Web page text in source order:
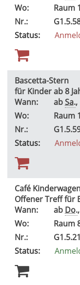
Wo:
Raum
Nr.:
Status:
Bascetta-Stern
für Kinder ab 8
Wann:
abSa.,
Wo:
Raum
Nr.:
Status:
Café
Offener Treff für
Wann:
ab Do.
Wo:
Raum
Nr.:
G1.5.21
Status: